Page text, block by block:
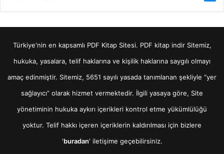
Türkiye'nin en kapsamlı PDF Kitap Sitesi. PDF kitap indirSitemiz,
hukuka, yasalara, telif haklarına ve kişilik haklarına saygılı olmayı
amaç edinmiştir. Sitemiz, 5651 sayılı yasada tanımlanan şekliyle “yer
sağlayıcı” olarak hizmet vermektedir. İlgili yasaya göre, Site
yönetiminin hukuka aykırı içerikleri kontrol etme yükümlülüğü
yoktur. Telif hakkı içeren içeriklerin kaldırılması için bizlere
'buradan' iletişime geçebilirsiniz.